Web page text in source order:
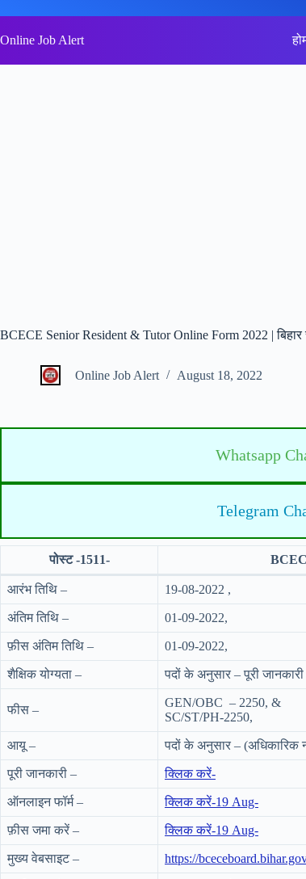
to
content
Online Job Alert
BCECE Senior Resident & Tutor Online Form 2022 | बिहार
Online Job Alert August 18, 2022
Whatsapp
Telegram
पोस्ट -1511-
आरंभ तिथि – 19-08-2022 ,
अंतिम तिथि – 01-09-2022,
फ़ीस अंतिम तिथि – 01-09-2022,
शैक्षिक योग्यता – पदों के अनुसार – पूरी
फीस –
GEN/OBC – 2250, &
SC/ST/PH-2250,
आयू – पदों के अनुसार – (अधिकारिक
पूरी जानकारी – क्लिक करें-
ऑनलाइन फॉर्म – क्लिक करें-19 Aug-
फ़ीस जमा करें – क्लिक करें-19 Aug-
मुख्य वेबसाइट – https://